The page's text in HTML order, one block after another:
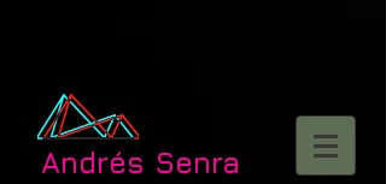
Andrés Senra